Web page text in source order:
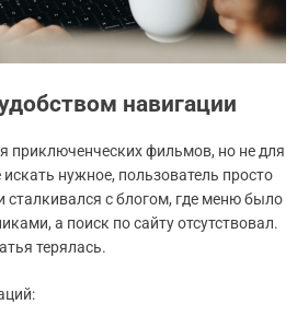
навигации
приключенческих фильмов, но не для
искать нужное, пользователь просто
сталкивался с блогом, где меню было
а поиск по сайту отсутствовал.
терялась.